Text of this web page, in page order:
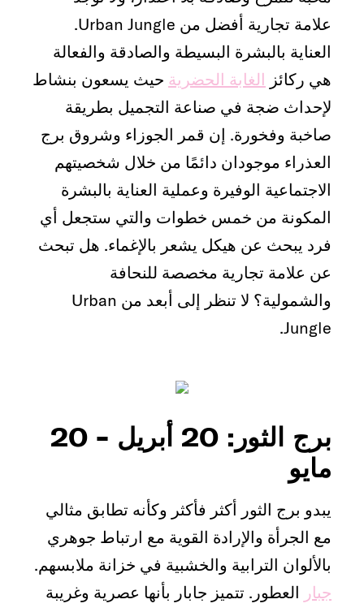
علامة تجارية أفضل من Urban Jungle.
العناية بالبشرة البسيطة والصادقة والفعالة
هي ركائز الغابة الحضرية حيث يسعون بنشاط
لإحداث ضجة في صناعة التجميل بطريقة
صاخبة وفخورة. إن قمر الجوزاء وشروق برج
العذراء موجودان دائمًا من خلال شخصيتهم
الاجتماعية الوفيرة وعملية العناية بالبشرة
المكونة من خمس خطوات والتي ستجعل أي
فرد يبحث عن هيكل يشعر بالإغماء. هل تبحث
عن علامة تجارية مخصصة للنحافة
والشمولية؟ لا تنظر إلى أبعد من Urban
Jungle.
برج الثور: 20 أبريل - 20
مايو
يبدو برج الثور أكثر فأكثر وكأنه تطابق مثالي
مع الجرأة والإرادة القوية مع ارتباط جوهري
بالألوان الترابية والخشبية في خزانة ملابسهم.
جبار العطور. تتميز جابار بأنها عصرية وغريبة